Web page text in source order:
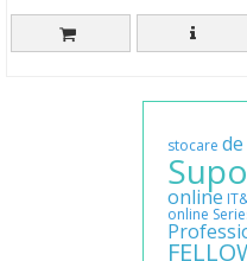
stocare de
online
online